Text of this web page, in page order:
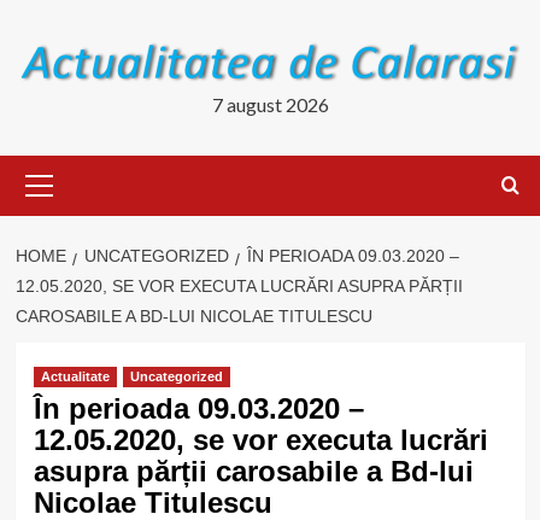
content
7 august 2026
Menu
HOME UNCATEGORIZED
ÎN PERIOADA 09.03.2020 –
12.05.2020, SE VOR EXECUTA LUCRĂRI ASUPRA PĂRȚII
CAROSABILE A BD-LUI NICOLAE TITULESCU
Actualitate Uncategorized
În perioada 09.03.2020 –
12.05.2020, se vor executa lucrări
asupra părții carosabile a Bd-lui
Nicolae Titulescu